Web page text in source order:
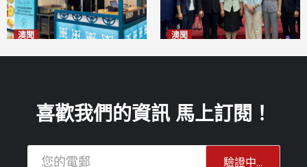
澳聞 澳聞
喜歡我們的資訊 馬上訂閱！